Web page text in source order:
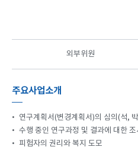
외부위원
주요사업소개
• 연구계획서(변경계획서)의 심의(석,
• 수행 중인 연구과정 및 결과에 대한 조
• 피험자의 권리와 복지 도모